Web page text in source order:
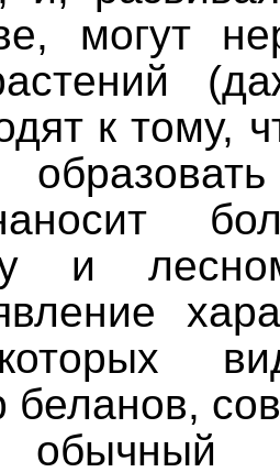
могут
к тому,
и
беланов,